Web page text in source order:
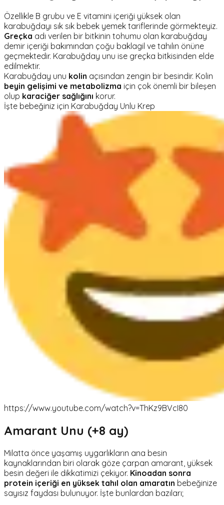
Özellikle B grubu ve E vitamini içeriği yüksek olan
karabuğdayı sık sık bebek yemek tariflerinde görmekteyiz.
Greçka adı verilen bir bitkinin tohumu olan karabuğday
demir içeriği bakımından çoğu baklagil ve tahılın önüne
geçmektedir. Karabuğday unu ise greçka bitkisinden elde
edilmektir.
Karabuğday unu kolin açısından zengin bir besindir. Kolin
beyin gelişimi ve metabolizma için çok önemli bir bileşen
olup karaciğer sağlığını korur.
İşte bebeğiniz için Karabuğday Unlu Krep
https://www.youtube.com/watch?v=ThKz9BVcI80
Amarant Unu (+8 ay)
Milatta önce yaşamış uygarlıkların ana besin
kaynaklarından biri olarak göze çarpan amarant, yüksek
besin değeri ile dikkatimizi çekiyor. Kinoadan sonra
protein içeriği en yüksek tahıl olan amaratın bebeğinize
sayısız faydası bulunuyor. İşte bunlardan bazıları;